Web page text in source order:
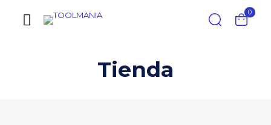
0
Tienda